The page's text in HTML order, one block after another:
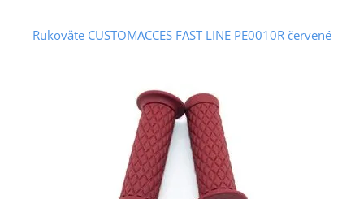
Rukoväte CUSTOMACCES FAST LINE PE0010R červené